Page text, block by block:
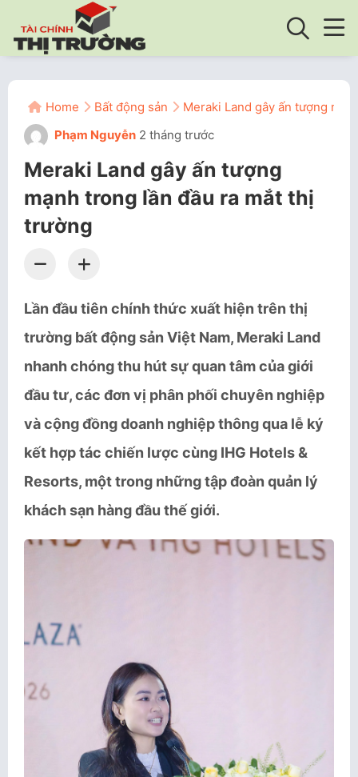
Home Bất động sản
Meraki Land gây ấn tượng
Phạm Nguyễn 2 tháng trước
Meraki Land gây ấn tượng
mạnh trong lần đầu ra mắt thị
trường
Lần đầu tiên chính thức xuất hiện trên thị
trường bất động sản Việt Nam, Meraki Land
nhanh chóng thu hút sự quan tâm của giới
đầu tư, các đơn vị phân phối chuyên nghiệp
và cộng đồng doanh nghiệp thông qua lễ ký
kết hợp tác chiến lược cùng IHG Hotels &
Resorts, một trong những tập đoàn quản lý
khách sạn hàng đầu thế giới.